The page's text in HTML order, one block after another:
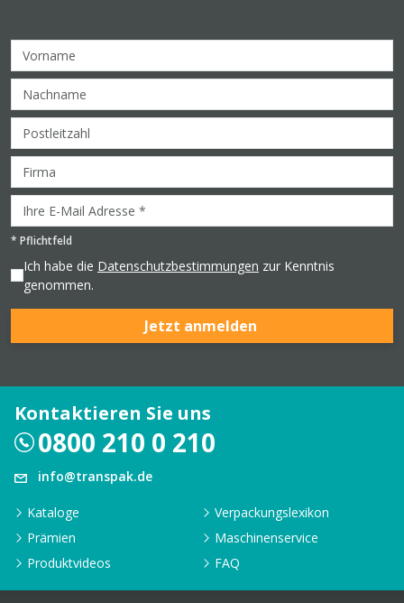
* Pflichtfeld
Ich habe die Datenschutzbestimmungen zur Kenntnis
genommen.
Jetzt anmelden
Kontaktieren Sie uns
0800 210 0 210
info@transpak.de
Kataloge
Verpackungslexikon
Prämien
Maschinenservice
Produktvideos
FAQ